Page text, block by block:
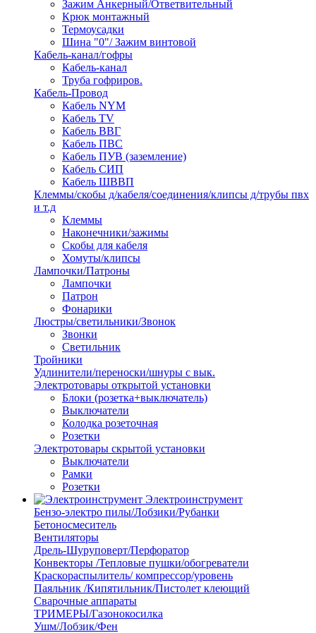
Зажим Анкерный/Ответвительный
Крюк монтажный
Термоусадки
Шина "0"/ Зажим винтовой
Кабель-канал/гофры
Кабель-канал
Труба гофриров.
Кабель-Провод
Кабель NYM
Кабель TV
Кабель ВВГ
Кабель ПВС
Кабель ПУВ (заземление)
Кабель СИП
Кабель ШВВП
Клеммы/скобы д/кабеля/соединения/клипсы д/трубы пвх
и т.д
Клеммы
Наконечники/зажимы
Скобы для кабеля
Хомуты/клипсы
Лампочки/Патроны
Лампочки
Патрон
Фонарики
Люстры/светильники/Звонок
Звонки
Светильник
Тройники
Удлинители/переноски/шнуры с вык.
Электротовары открытой установки
Блоки (розетка+выключатель)
Выключатели
Колодка розеточная
Розетки
Электротовары скрытой установки
Выключатели
Рамки
Розетки
Электроинструмент
Бензо-электро пилы/Лобзики/Рубанки
Бетоносмеситель
Вентиляторы
Дрель-Шуруповерт/Перфоратор
Конвекторы /Тепловые пушки/обогреватели
Краскораспылитель/ компрессор/уровень
Паяльник /Кипятильник/Пистолет клеющий
Сварочные аппараты
ТРИМЕРЫ/Газонокосилка
Ушм/Лобзик/Фен